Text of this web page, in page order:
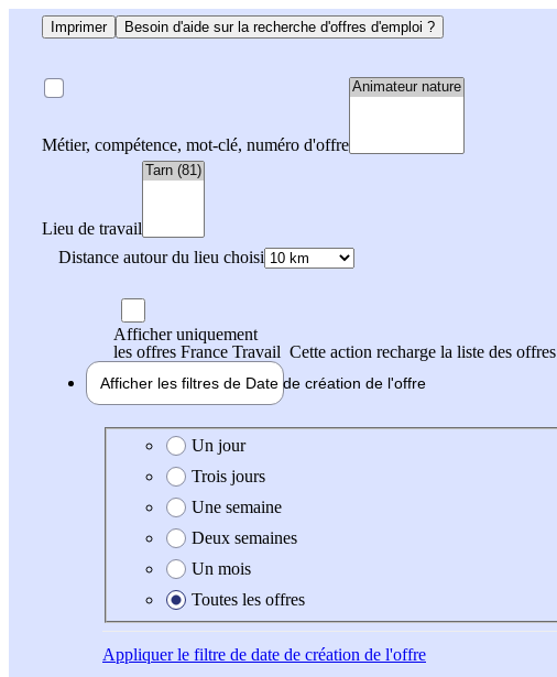
Imprimer Besoin d'aide sur la recherche d'offres d'emploi ?
Métier, compétence, mot-clé, numéro d'offre
Lieu de travail
Distance autour du lieu choisi
Afficher uniquement
les offres France Travail Cette action recharge la liste des offres
Afficher les filtres de Date de création de l'offre
Date de création de l'offre
Un jour
Trois jours
Une semaine
Deux semaines
Un mois
Toutes les offres
Appliquerle filtre de date de création de l'offre